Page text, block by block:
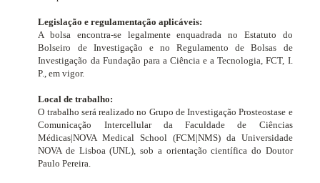
Legislação e regulamentação aplicáveis:
A bolsa encontra-se legalmente enquadrada no Estatuto do
Bolseiro de Investigação e no Regulamento de Bolsas de
Investigação da Fundação para a Ciência e a Tecnologia, FCT, I.
P., em vigor.
Local de trabalho:
O trabalho será realizado no Grupo de Investigação Prosteostase e
Comunicação Intercellular
da Faculdade de Ciências
Médicas|NOVA Medical School (FCM|NMS) da Universidade
NOVA de Lisboa (UNL), sob a orientação científica do Doutor
Paulo Pereira.